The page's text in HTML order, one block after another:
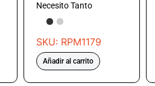
Necesito Tanto
SKU: RPM1179
Añadir al carrito